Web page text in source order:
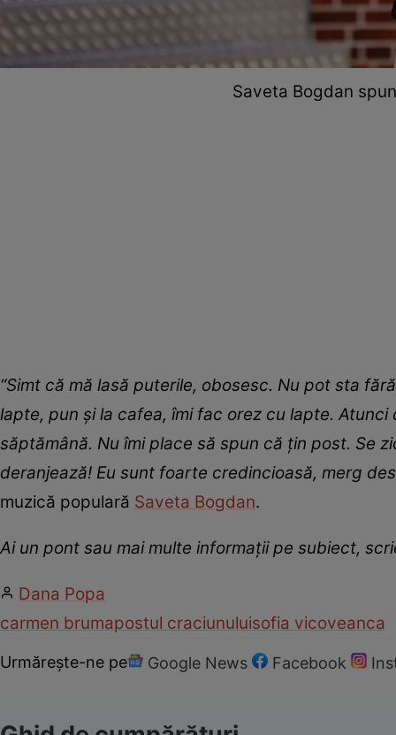
Saveta Bogdan
“Simt că mă lasă puterile, obosesc. Nu pot sta
lapte, pun şi la cafea, îmi fac orez cu lapte.
săptămână. Nu îmi place să spun că ţin post. Se
deranjează! Eu sunt foarte credincioasă, merg
muzică populară Saveta Bogdan.
Ai un pont sau mai multe informații pe subiect,
Dana Popa
carmen brumapostul craciunuluisofia vicoveanca
Urmărește-ne pe Google News Facebook